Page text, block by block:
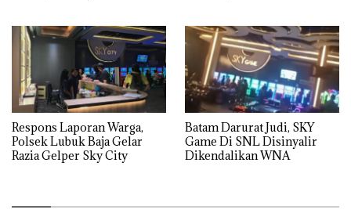
Respons Laporan Warga,
Polsek Lubuk Baja Gelar
Razia Gelper Sky City
Batam Darurat Judi, SKY
Game Di SNL Disinyalir
Dikendalikan WNA